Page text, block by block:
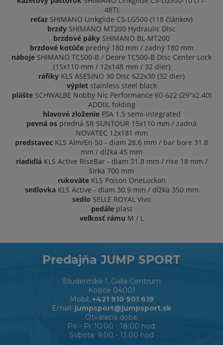
48T)
reťaz SHIMANO Linkglide CS-LG500 (118 článkov)
brzdy SHIMANO MT200 Hydraulic Disc
brzdové páky SHIMANO BL-MT200
brzdové kotúčepredný 180 mm / zadný 180 mm
náboje SHIMANO TC500-B / Deore TC500-B Disc Center Lock
(15x110 mm / 12x148 mm / 32 dier)
ráfiky KLS ASESINO 30 Disc 622x30 (32 dier)
výpletstainless steel black
plášteSCHWALBE Nobby Nic Performance 60-622 (29"x2.40)
ADDIX, folding
hlavové zloženieFSA 1.5 semi-integrated
pevná os predná SR SUNTOUR 15x110 mm / zadná
NOVATEC 12x181 mm
predstavec KLS Alm/En 50 - diam 28.6 mm / bar bore 31.8
mm / dĺžka 45 mm
riadidláKLS Active RiseBar - diam 31.8 mm / rise 18 mm /
šírka 700 mm
rukoväteKLS Poison OneLockon
sedlovkaKLS Active - diam 30.9 mm / dĺžka 350 mm
sedlo SELLE ROYAL Vivo
pedáleplast
veľkosť rámu M / L
Predajňa JUMP SPORT
Študentská 1, Galla Centrum
Košice 04001
Mobil: +421 910 901 619
Email: jumpsport@jumpsport.sk
Otváracia doba:
Po - Pi: 10:00 - 18:00 hod,
Sobota: 9:00 - 13:00 hod